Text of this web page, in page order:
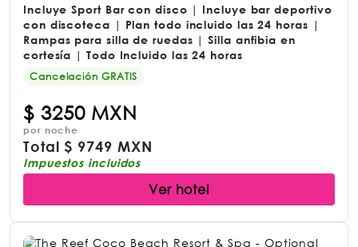
Incluye Sport Bar con disco | Incluye bar deportivo
con discoteca | Plan todo incluido las 24 horas |
Rampas para silla de ruedas | Silla anfibia en
cortesía | Todo Incluido las 24 horas
Cancelación GRATIS
$ 3250 MXN
por noche
Total$ 9749 MXN
Impuestos incluidos
Ver hotel